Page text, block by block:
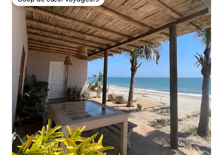
Coup de cœur voyageurs